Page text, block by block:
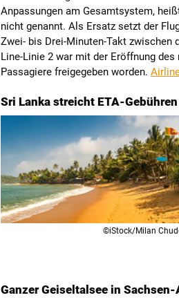
Anpassungen am Gesamtsystem,
nicht genannt. Als Ersatz setzt der
Zwei- bis Drei-Minuten-Takt zwischen
Line-Linie 2 war mit der Eröffnung
Passagiere freigegeben worden.
Sri Lanka streicht ETA-
©iStock/Milan
Ganzer Geiseltalsee in